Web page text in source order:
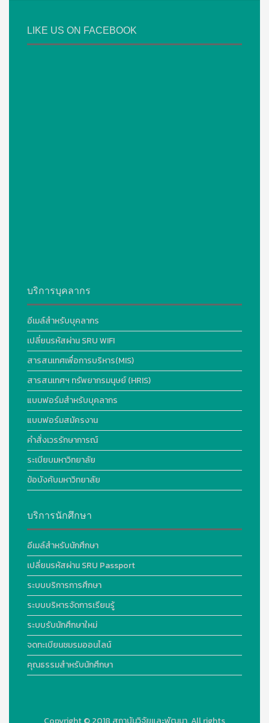
LIKE US ON FACEBOOK
บริการบุคลากร
อีเมล์สำหรับบุคลากร
เปลี่ยนรหัสผ่าน SRU WIFI
สารสนเทศเพื่อการบริหาร(MIS)
สารสนเทศฯ ทรัพยากรมนุษย์ (HRIS)
แบบฟอร์มสำหรับบุคลากร
แบบฟอร์มสมัครงาน
คำสั่งเวรรักษาการณ์
ระเบียบมหาวิทยาลัย
ข้อบังคับมหาวิทยาลัย
บริการนักศึกษา
อีเมล์สำหรับนักศึกษา
เปลี่ยนรหัสผ่าน SRU Passport
ระบบบริการการศึกษา
ระบบบริหารจัดการเรียนรู้
ระบบรับนักศึกษาใหม่
จดทะเบียนชมรมออนไลน์
คุณธรรมสำหรับนักศึกษา